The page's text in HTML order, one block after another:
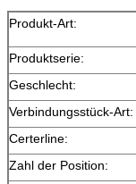
Produkt-Art:
Produktserie:
Geschlecht:
Verbindungsstück-Art:
Certerline:
Zahl der Position: